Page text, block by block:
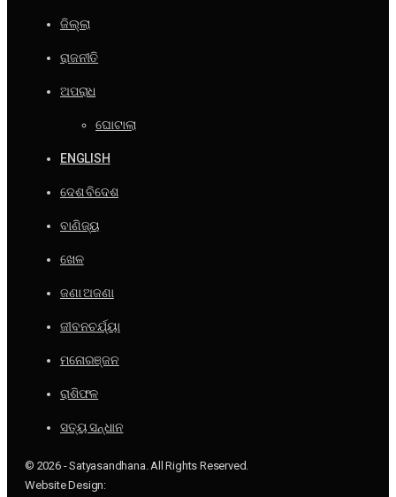
ଜିଲ୍ଲା
ରାଜନୀତି
ଅପରାଧ
ଘୋଟାଲା
ENGLISH
ଦେଶ ବିଦେଶ
ବାଣିଜ୍ୟ
ଖେଳ
ଜଣା ଅଜଣା
ଜୀବନଚର୍ଯ୍ୟା
ମନୋରଞ୍ଜନ
ରାଶିଫଳ
ସତ୍ୟ ସନ୍ଧାନ
© 2026 - Satyasandhana. All Rights Reserved.
Website Design: